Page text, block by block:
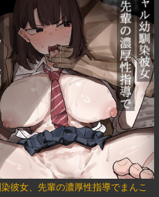
彼女、先輩の濃厚性指導でまんこ